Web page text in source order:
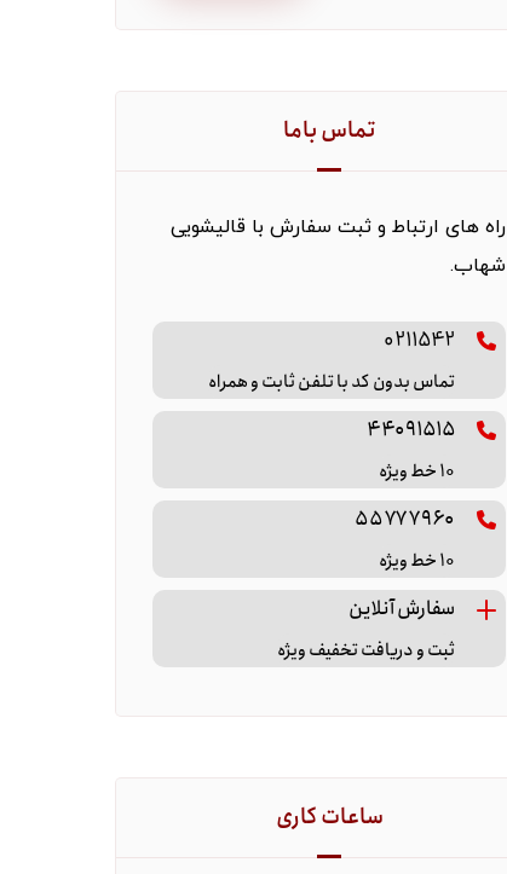
تماس باما
راه های ارتباط و ثبت سفارش با قالیشویی
شهاب.
0211542
تماس بدون کد با تلفن ثابت و همراه
۴۴۰۹۱۵۱۵
۱۰ خط ویژه
۵۵۷۷۷۹۶۰
۱۰ خط ویژه
سفارش آنلاین
ثبت و دریافت تخفیف ویژه
ساعات کاری